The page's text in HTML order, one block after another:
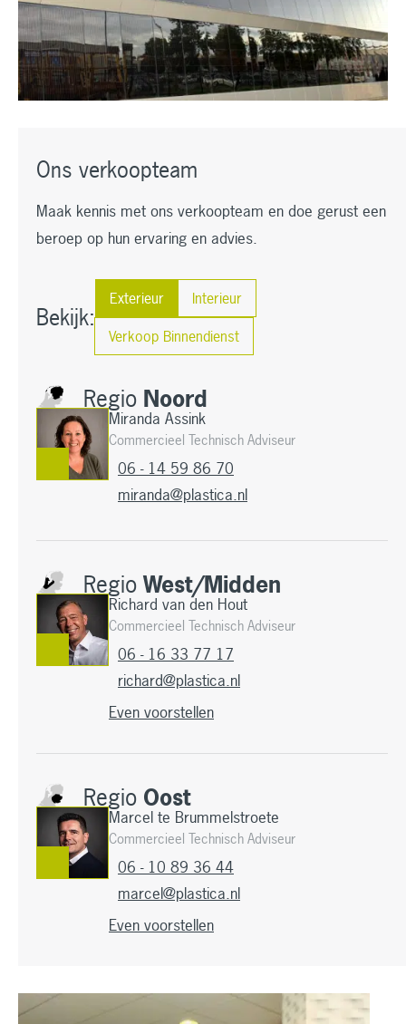
Ons verkoopteam
Maak kennis met ons verkoopteam en doe gerust een
beroep op hun ervaring en advies.
Bekijk:
Exterieur
Interieur
Verkoop Binnendienst
Regio Noord
Miranda Assink
Commercieel Technisch Adviseur
06 - 14 59 86 70
miranda@plastica.nl
Regio West/Midden
Richard van den Hout
Commercieel Technisch Adviseur
06 - 16 33 77 17
richard@plastica.nl
Even voorstellen
Regio Oost
Marcel te Brummelstroete
Commercieel Technisch Adviseur
06 - 10 89 36 44
marcel@plastica.nl
Even voorstellen